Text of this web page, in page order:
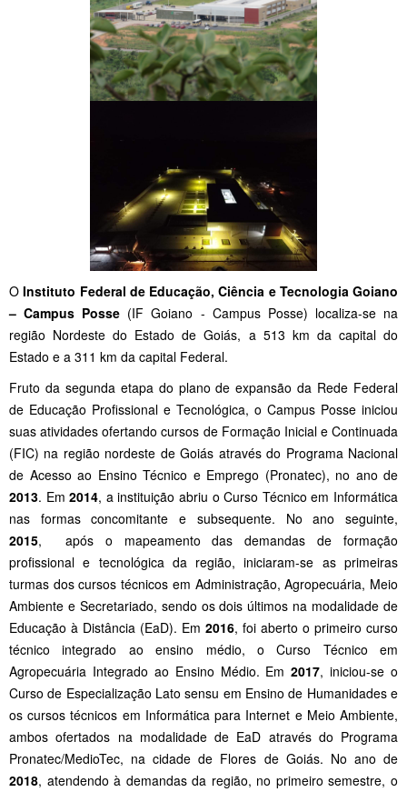
OInstituto Federal de Educação, Ciência e Tecnologia Goiano
– Campus Posse (IF Goiano - Campus Posse) localiza-se na
região Nordeste do Estado de Goiás, a 513 km da capital do
Estado e a 311 km da capital Federal.
Fruto da segunda etapa do plano de expansão da Rede Federal
de Educação Profissional e Tecnológica, o Campus Posse iniciou
suas atividades ofertando cursos de Formação Inicial e Continuada
(FIC) na região nordeste de Goiás através do Programa Nacional
de Acesso ao Ensino Técnico e Emprego (Pronatec), no ano de
2013. Em2014, a instituição abriu o Curso Técnico em Informática
nas formas concomitante e subsequente. No ano seguinte,
2015,
após o mapeamento das demandas de formação
profissional e tecnológica da região, iniciaram-se as primeiras
turmas dos cursos técnicos em Administração, Agropecuária, Meio
Ambiente e Secretariado, sendo os dois últimos na modalidade de
Educação à Distância (EaD). Em 2016, foi aberto o primeiro curso
técnico integrado ao ensino médio, o Curso Técnico em
Agropecuária Integrado ao Ensino Médio. Em2017, iniciou-se o
Curso de Especialização Lato sensu em Ensino de Humanidades e
os cursos técnicos em Informática para Internet e Meio Ambiente,
ambos ofertados na modalidade de EaD através do Programa
Pronatec/MedioTec, na cidade de Flores de Goiás. No ano de
2018, atendendo à demandas da região, no primeiro semestre, o